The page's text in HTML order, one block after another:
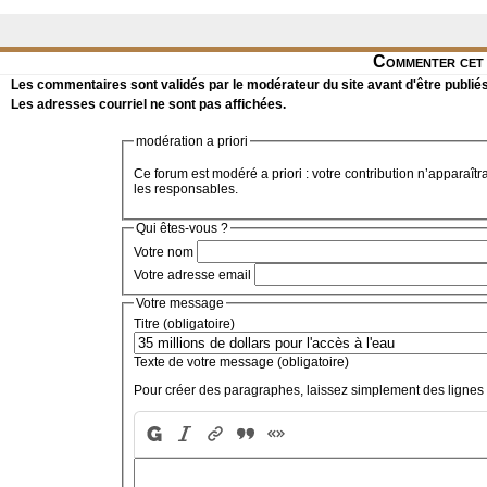
Commenter
Les commentaires sont validés par le modérateur du site avant d'être
Les adresses courriel ne sont pas affichées.
modération a priori
Ce forum est modéré a priori : votre contribution
les responsables.
Qui êtes-vous ?
Votre nom
Votre adresse email
Votre message
Titre (obligatoire)
Texte de votre message (obligatoire)
Pour créer des paragraphes, laissez simplement des lignes